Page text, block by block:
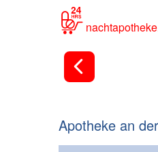
Apotheke an